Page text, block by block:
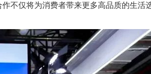
不仅将为消费者带来更多高品质的生活